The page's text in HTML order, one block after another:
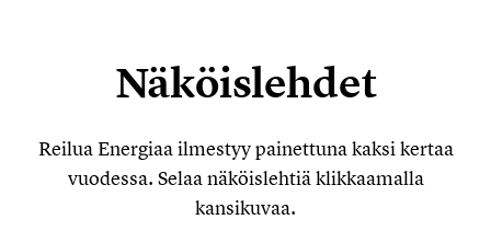
Näköislehdet
Reilua Energiaa ilmestyy painettuna kaksi kertaa
vuodessa. Selaa näköislehtiä klikkaamalla
kansikuvaa.